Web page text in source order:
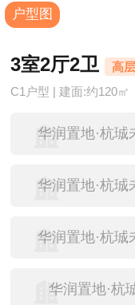
户型图
3室2厅2卫 高层
C1户型 | 建面:约120㎡
华润置地·杭
华润置地·杭
华润置地·杭
华润置地·杭